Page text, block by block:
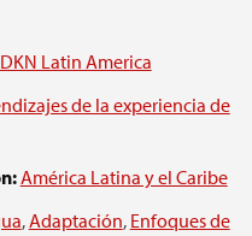
Latin America
de la experiencia de
América Latina y el Caribe
,Adaptación, Enfoques de